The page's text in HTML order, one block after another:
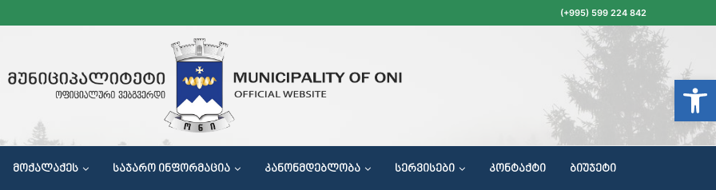
(+995) 599 224 842
ᲛᲝᲥᲐᲚᲐᲥᲔᲡ ᲡᲐᲯᲐᲠᲝ ᲘᲜᲤᲝᲠᲛᲐᲪᲘᲐ ᲙᲐᲜᲝᲜᲛᲓᲔᲑᲚᲝᲑᲐ ᲡᲔᲠᲕᲘᲡᲔᲑᲘ ᲙᲝᲜᲢᲐᲥᲢᲘ ᲑᲘᲣᲯᲔᲢᲘ